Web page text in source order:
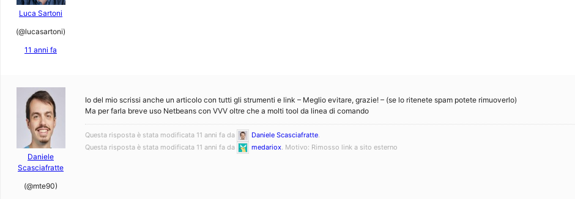
Luca Sartoni
(@lucasartoni)
11 anni fa
Daniele
Scasciafratte
(@mte90)
Io del mio scrissi anche un articolo con tutti gli strumenti e link – Meglio evitare, grazie! – (se lo ritenete spam potete rimuoverlo)
Ma per farla breve uso Netbeans con VVV oltre che a molti tool da linea di comando
Questa risposta è stata modificata 11 anni fa da Daniele Scasciafratte.
Questa risposta è stata modificata 11 anni fa da
medariox. Motivo: Rimosso link a sito esterno